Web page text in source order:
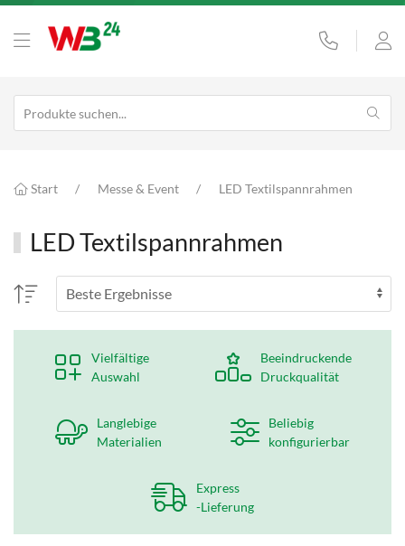
Start Messe & Event LED Textilspannrahmen
LED Textilspannrahmen
Vielfältige
Auswahl
Beeindruckende
Druckqualität
Langlebige
Materialien
Beliebig
konfigurierbar
Express
-Lieferung